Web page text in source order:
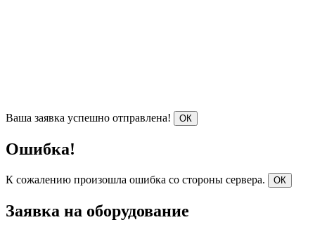
Ваша заявка успешно отправлена! ОК
Ошибка!
К сожалению произошла ошибка со стороны сервера. ОК
Заявка на оборудование